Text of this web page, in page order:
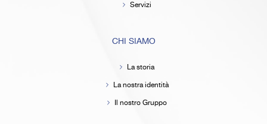
Servizi
CHI SIAMO
La storia
La nostra identità
Il nostro Gruppo